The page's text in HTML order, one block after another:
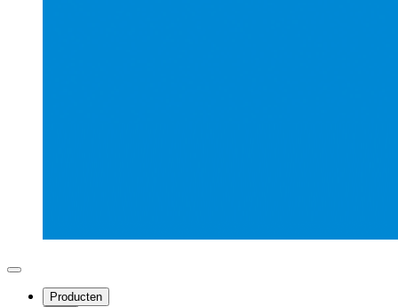
Producten